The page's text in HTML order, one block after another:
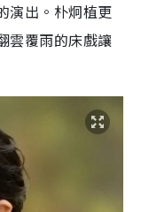
演出。朴炯植更
雲覆雨的床戲讓